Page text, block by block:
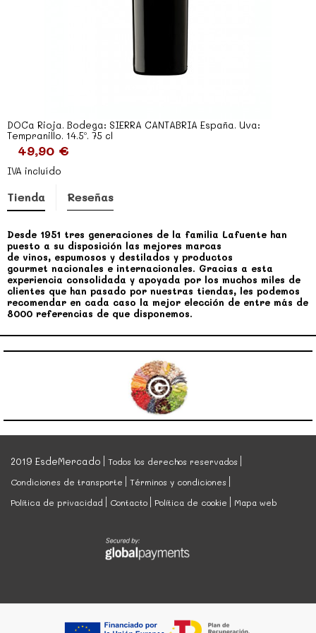
DOCa Rioja. Bodega: SIERRA CANTABRIA España. Uva:
Tempranillo. 14.5º. 75 cl
49,90 €
IVA incluído
Tienda Reseñas
Desde 1951 tres generaciones de la familia Lafuente han
puesto a su disposición las mejores marcas
de vinos, espumosos y destilados y productos
gourmet nacionales e internacionales. Gracias a esta
experiencia consolidada y apoyada por los muchos miles de
clientes que han pasado por nuestras tiendas, les podemos
recomendar en cada caso la mejor elección de entre más de
8000 referencias de que disponemos.
2019 EsdeMercado
Todos los derechos reservados
Condiciones de transporte
Términos y condiciones
Política de privacidad
Contacto Política de cookie Mapa web